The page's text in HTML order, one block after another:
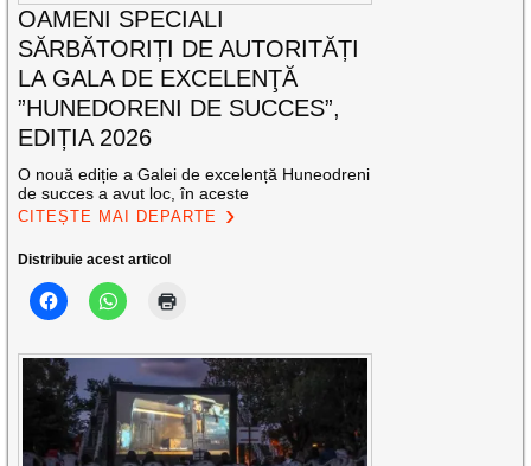
OAMENI SPECIALI
SĂRBĂTORIȚI DE AUTORITĂȚI
LA GALA DE EXCELENŢĂ
”HUNEDORENI DE SUCCES”,
EDIȚIA 2026
O nouă ediție a Galei de excelență Huneodreni
de succes a avut loc, în aceste
CITEȘTE MAI DEPARTE
Distribuie acest articol